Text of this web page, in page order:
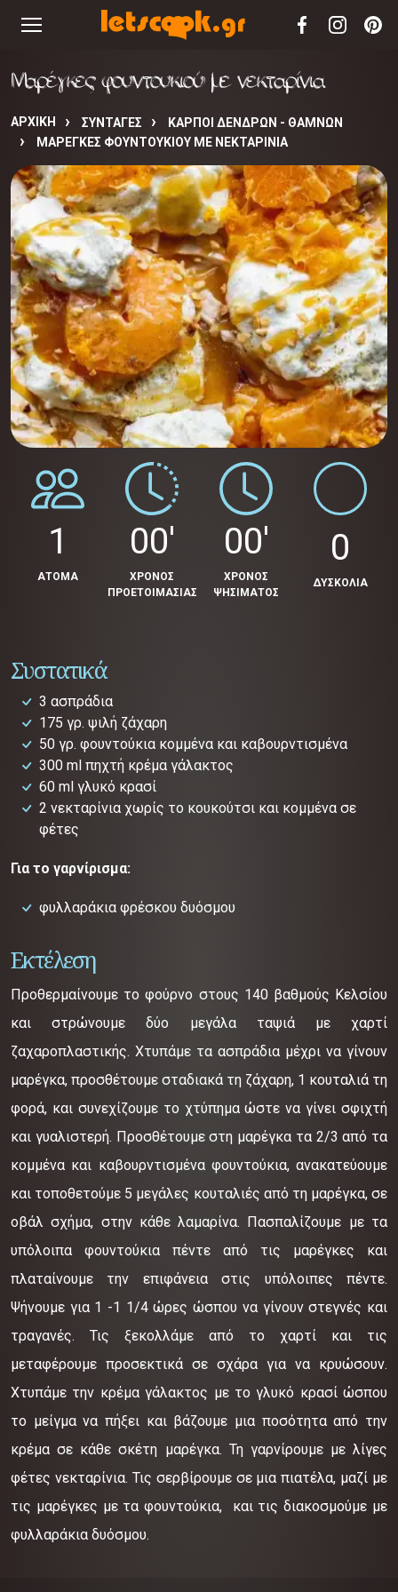
Μαρέγκες φουντουκιού με νεκταρίνια
ΑΡΧΙΚΉ ΣΥΝΤΑΓΈΣ
ΚΑΡΠΟΙ ΔΕΝΔΡΩΝ - ΘΑΜΝΩΝ
ΜΑΡΈΓΚΕΣ ΦΟΥΝΤΟΥΚΙΟΎ ΜΕ ΝΕΚΤΑΡΊΝΙΑ
1
ΑΤΟΜΑ
00'
ΧΡΟΝΟΣ
ΠΡΟΕΤΟΙΜΑΣΙΑΣ
00'
ΧΡΟΝΟΣ
ΨΗΣΙΜΑΤΟΣ
0
ΔΥΣΚΟΛΙΑ
Συστατικά
3 ασπράδια
175 γρ. ψιλή ζάχαρη
50 γρ. φουντούκια κομμένα και καβουρντισμένα
300 ml πηχτή κρέμα γάλακτος
60 ml γλυκό κρασί
2 νεκταρίνια χωρίς το κουκούτσι και κομμένα σε
φέτες
Για το γαρνίρισμα:
φυλλαράκια φρέσκου δυόσμου
Εκτέλεση
Προθερμαίνουμε το φούρνο στους 140 βαθμούς Κελσίου
και στρώνουμε δύο μεγάλα ταψιά με χαρτί
ζαχαροπλαστικής. Χτυπάμε τα ασπράδια μέχρι να γίνουν
μαρέγκα, προσθέτουμε σταδιακά τη ζάχαρη, 1 κουταλιά τη
φορά, και συνεχίζουμε το χτύπημα ώστε να γίνει σφιχτή
και γυαλιστερή. Προσθέτουμε στη μαρέγκα τα 2/3 από τα
κομμένα και καβουρντισμένα φουντούκια, ανακατεύουμε
και τοποθετούμε 5 μεγάλες κουταλιές από τη μαρέγκα, σε
οβάλ σχήμα, στην κάθε λαμαρίνα. Πασπαλίζουμε με τα
υπόλοιπα φουντούκια πέντε από τις μαρέγκες και
πλαταίνουμε την επιφάνεια στις υπόλοιπες πέντε.
Ψήνουμε για 1 -1 1/4 ώρες ώσπου να γίνουν στεγνές και
τραγανές. Τις ξεκολλάμε από το χαρτί και τις
μεταφέρουμε προσεκτικά σε σχάρα για να κρυώσουν.
Χτυπάμε την κρέμα γάλακτος με το γλυκό κρασί ώσπου
το μείγμα να πήξει και βάζουμε μια ποσότητα από την
κρέμα σε κάθε σκέτη μαρέγκα. Τη γαρνίρουμε με λίγες
φέτες νεκταρίνια. Τις σερβίρουμε σε μια πιατέλα, μαζί με
τις μαρέγκες με τα φουντούκια, και τις διακοσμούμε με
φυλλαράκια δυόσμου.